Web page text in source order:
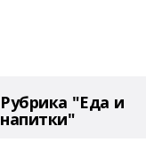
Рубрика "Еда и
напитки"